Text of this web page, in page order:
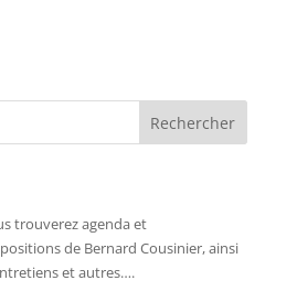
trouverez agenda et
de Bernard Cousinier, ainsi
et autres….